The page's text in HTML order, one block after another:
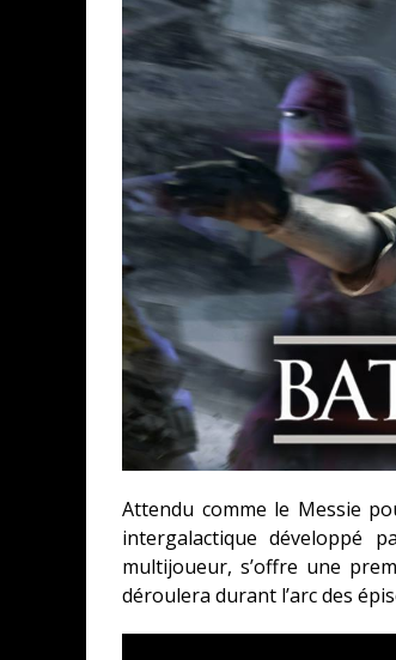
Attendu comme le Messie
intergalactique développé
multijoueur, s’offre une
déroulera durant l’arc des